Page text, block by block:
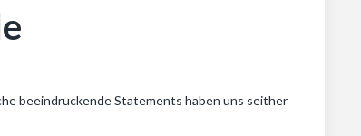
beeindruckende Statements haben uns seither